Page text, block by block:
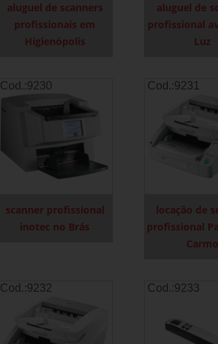
aluguel de scanners
profissionais em
Higienópolis
aluguel de
profissional
Luz
Cod.:9230
scanner profissional
inotec no Brás
Cod.:9231
locação de
profissional
Carmo
Cod.:9232 Cod.:9233